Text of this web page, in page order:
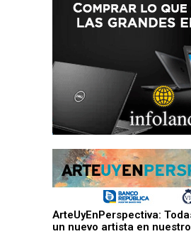
ArteUyEnPerspectiva:
un nuevo artista en